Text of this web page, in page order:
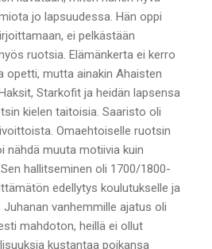
jo lapsuudessa. Hän oppi
ei pelkästään
ruotsia. Elämänkerta ei kerro
opetti, mutta ainakin Ahaisten
Starkofit ja heidän lapsensa
kielen taitoisia. Saaristo oli
Omaehtoiselle ruotsin
nähdä muuta motiivia kuin
hallitseminen oli 1700/1800-
edellytys koulutukselle ja
vanhemmille ajatus oli
mahdoton, heillä ei ollut
kustantaa poikansa